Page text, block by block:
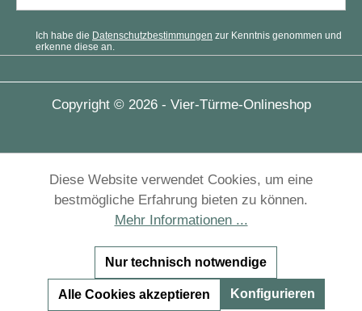
Ich habe die Datenschutzbestimmungen zur Kenntnis genommen und
erkenne diese an.
Copyright © 2026 - Vier-Türme-Onlineshop
Diese Website verwendet Cookies, um eine
bestmögliche Erfahrung bieten zu können.
Mehr Informationen ...
Nur technisch notwendige
Alle Cookies akzeptieren Konfigurieren